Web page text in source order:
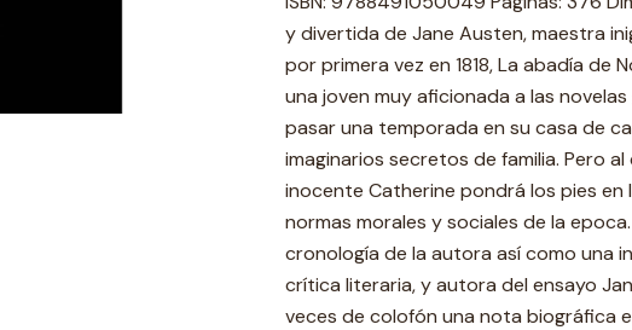
y divertida de Jane Austen, maestra
por primera vez en 1818, La abadía
una joven muy aficionada a las
pasar una temporada en su casa de
imaginarios secretos de familia. Pero
inocente Catherine pondrá los pies
normas morales y sociales de la
cronología de la autora así como una
crítica literaria, y autora del ensayo
veces de colofón una nota biográfica